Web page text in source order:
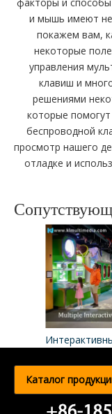
и мышь имеют
покажем вам,
некоторые
управления
клавиш и
решениями
которые
беспроводной
просмотр нашего
отладке и
Каталог